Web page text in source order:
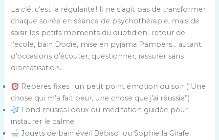
La clé, c’est la régularité ! Il ne s’agit pas de transformer
chaque soirée en séance de psychothérapie, mais de
saisir les petits moments du quotidien : retour de
l’école, bain Dodie, mise en pyjama Pampers… autant
d’occasions d’écouter, questionner, rassurer sans
dramatisation.
Repères fixes : un petit point émotion du soir (“Une
chose qui m’a fait peur, une chose que j’ai réussie”)
Fond musical doux ou méditation guidée pour
instaurer le calme
Jouets de bain éveil Bébisol ou Sophie la Girafe